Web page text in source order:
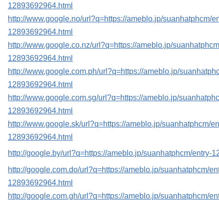
12893692964.html
http://www.google.no/url?q=https://ameblo.jp/suanhatphcm/
12893692964.html
http://www.google.co.nz/url?q=https://ameblo.jp/
12893692964.html
http://www.google.com.ph/url?q=https://ameblo.jp/
12893692964.html
http://www.google.com.sg/url?q=https://ameblo.jp/
12893692964.html
http://www.google.sk/url?q=https://ameblo.jp/suanhatphcm/
12893692964.html
http://google.by/url?q=https://ameblo.jp/suanhatphcm/entry-
http://google.com.do/url?q=https://ameblo.jp/suanhatphcm/
12893692964.html
http://google.com.gh/url?q=https://ameblo.jp/suanhatphcm/